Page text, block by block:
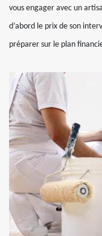
vous engager avec un
d’abord le prix de son
préparer sur le plan